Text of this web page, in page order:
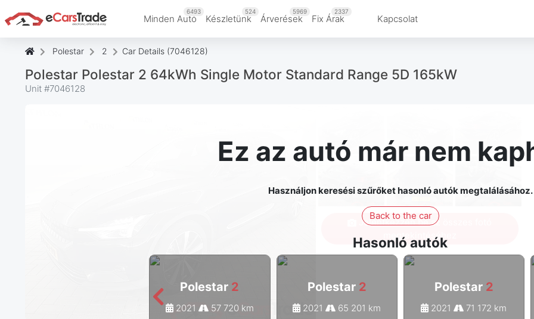
Minden Autó
6493
Készletünk
524
Árverések
5969
Fix Árak
2337
Kapcsolat
Polestar 2 Car Details (7046128)
Polestar Polestar 2 64kWh Single Motor Standard Range 5D 165kW
Unit #7046128
Ez az autó már nem
Használjon keresési szűrőket hasonló autók megtalálásához.
Back to the car
Hasonló autók
Polestar 2
2021 57 720 km
Polestar 2
2021 65 201 km
Polestar 2
2021 71 172 km
Jelentkezzen be az összes fotó
megtekintéséhez